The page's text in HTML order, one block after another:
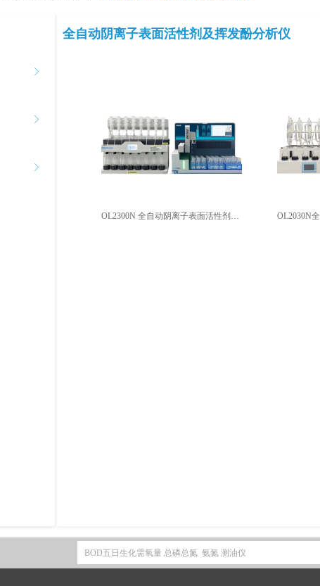
ꁕ
ꁕ
ꁕ
全自动阴离子表面活性剂及挥发酚分析仪
OL2300N 全自动阴离子表面活性剂及挥发酚分析仪